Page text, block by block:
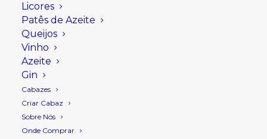
Licores
Patês de Azeite
Queijos
Vinho
Azeite
Gin
Cabazes
Criar Cabaz
Sobre Nós
Onde Comprar